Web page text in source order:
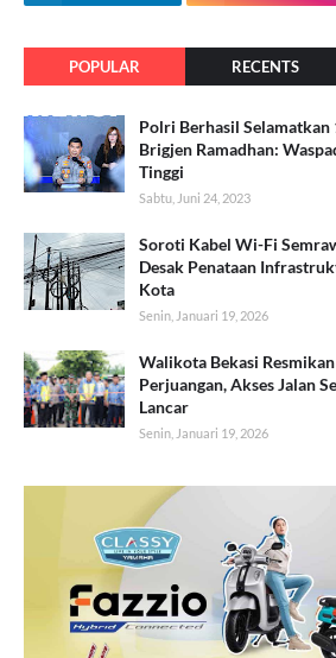
POPULAR RECENTS
Polri Berhasil Selamatkan
Brigjen Ramadhan:
Tinggi
Sabtu, Juni 24, 2023
Soroti Kabel Wi-Fi
Desak Penataan
Kota
Senin, Januari 19, 2026
Walikota Bekasi
Perjuangan, Akses Jalan
Lancar
Senin, Januari 19, 2026